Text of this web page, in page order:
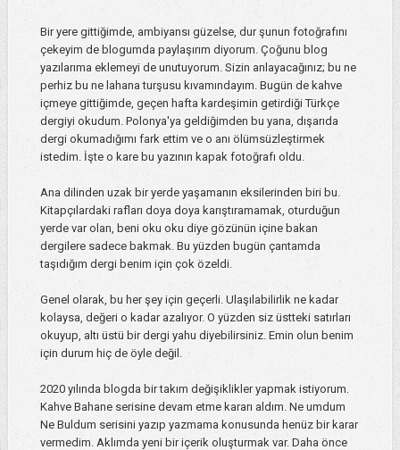
Bir yere gittiğimde, ambiyansı güzelse, dur şunun fotoğrafını
çekeyim de blogumda paylaşırım diyorum. Çoğunu blog
yazılarıma eklemeyi de unutuyorum. Sizin anlayacağınız; bu ne
perhiz bu ne lahana turşusu kıvamındayım. Bugün de kahve
içmeye gittiğimde, geçen hafta kardeşimin getirdiği Türkçe
dergiyi okudum. Polonya'ya geldiğimden bu yana, dışarıda
dergi okumadığımı fark ettim ve o anı ölümsüzleştirmek
istedim. İşte o kare bu yazının kapak fotoğrafı oldu.
Ana dilinden uzak bir yerde yaşamanın eksilerinden biri bu.
Kitapçılardaki rafları doya doya karıştıramamak, oturduğun
yerde var olan, beni oku oku diye gözünün içine bakan
dergilere sadece bakmak. Bu yüzden bugün çantamda
taşıdığım dergi benim için çok özeldi.
Genel olarak, bu her şey için geçerli. Ulaşılabilirlik ne kadar
kolaysa, değeri o kadar azalıyor. O yüzden siz üstteki satırları
okuyup, altı üstü bir dergi yahu diyebilirsiniz. Emin olun benim
için durum hiç de öyle değil.
2020 yılında blogda bir takım değişiklikler yapmak istiyorum.
Kahve Bahane serisine devam etme kararı aldım. Ne umdum
Ne Buldum serisini yazıp yazmama konusunda henüz bir karar
vermedim. Aklımda yeni bir içerik oluşturmak var. Daha önce